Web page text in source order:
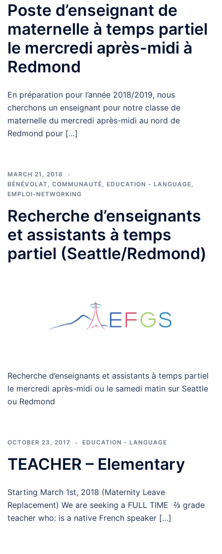
Poste d’enseignant de
maternelle à temps partiel
le mercredi après-midi à
Redmond
En préparation pour l’année 2018/2019, nous
cherchons un enseignant pour notre classe de
maternelle du mercredi après-midi au nord de
Redmond pour […]
MARCH 21, 2018
BÉNÉVOLAT, COMMUNAUTÉ, EDUCATION - LANGUAGE,
EMPLOI-NETWORKING
Recherche d’enseignants
et assistants à temps
partiel (Seattle/Redmond)
Recherche d’enseignants et assistants à temps partiel
le mercredi après-midi ou le samedi matin sur Seattle
ou Redmond
OCTOBER 23, 2017 EDUCATION - LANGUAGE
TEACHER – Elementary
Starting March 1st, 2018 (Maternity Leave
Replacement) We are seeking a FULL TIME ⅔ grade
teacher who: is a native French speaker […]